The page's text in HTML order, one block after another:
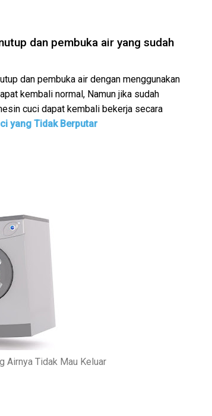
dan pembuka air yang sudah
dan pembuka air dengan menggunakan
kembali normal, Namun jika sudah
cuci dapat kembali bekerja secara
yang Tidak Berputar
Airnya Tidak Mau Keluar